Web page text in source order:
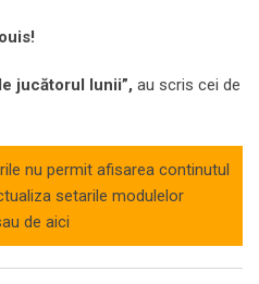
jucătorul lunii”, au scris cei de
nu permit afisarea continutul
setarile modulelor
de aici